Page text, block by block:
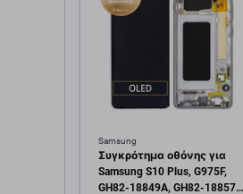
Samsung
Συγκρότημα οθόνης για
Samsung S10 Plus, G975F,
GH82-18849A, GH82-18857A,